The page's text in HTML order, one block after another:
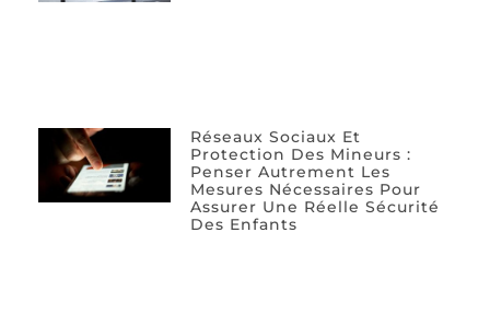
Réseaux Sociaux Et
Protection Des Mineurs :
Penser Autrement Les
Mesures Nécessaires Pour
Assurer Une Réelle Sécurité
Des Enfants